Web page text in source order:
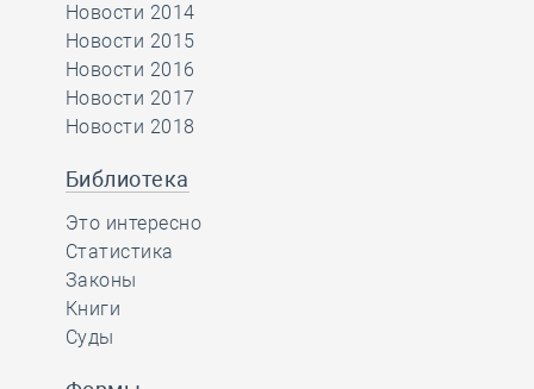
Новости 2014
Новости 2015
Новости 2016
Новости 2017
Новости 2018
Библиотека
Это интересно
Статистика
Законы
Книги
Суды